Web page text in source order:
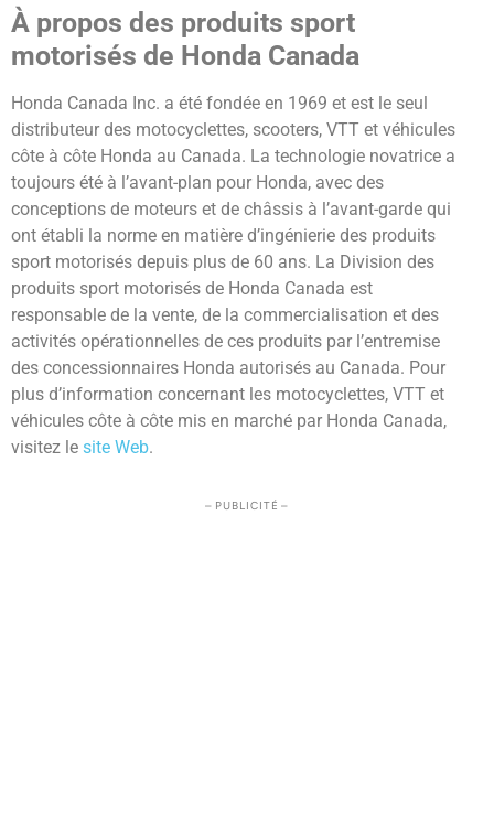
À propos des produits sport
motorisés de Honda Canada
Honda Canada Inc. a été fondée en 1969 et est le seul
distributeur des motocyclettes, scooters, VTT et véhicules
côte à côte Honda au Canada. La technologie novatrice a
toujours été à l’avant-plan pour Honda, avec des
conceptions de moteurs et de châssis à l’avant-garde qui
ont établi la norme en matière d’ingénierie des produits
sport motorisés depuis plus de 60 ans. La Division des
produits sport motorisés de Honda Canada est
responsable de la vente, de la commercialisation et des
activités opérationnelles de ces produits par l’entremise
des concessionnaires Honda autorisés au Canada. Pour
plus d’information concernant les motocyclettes, VTT et
véhicules côte à côte mis en marché par Honda Canada,
visitez le site Web.
– PUBLICITÉ –